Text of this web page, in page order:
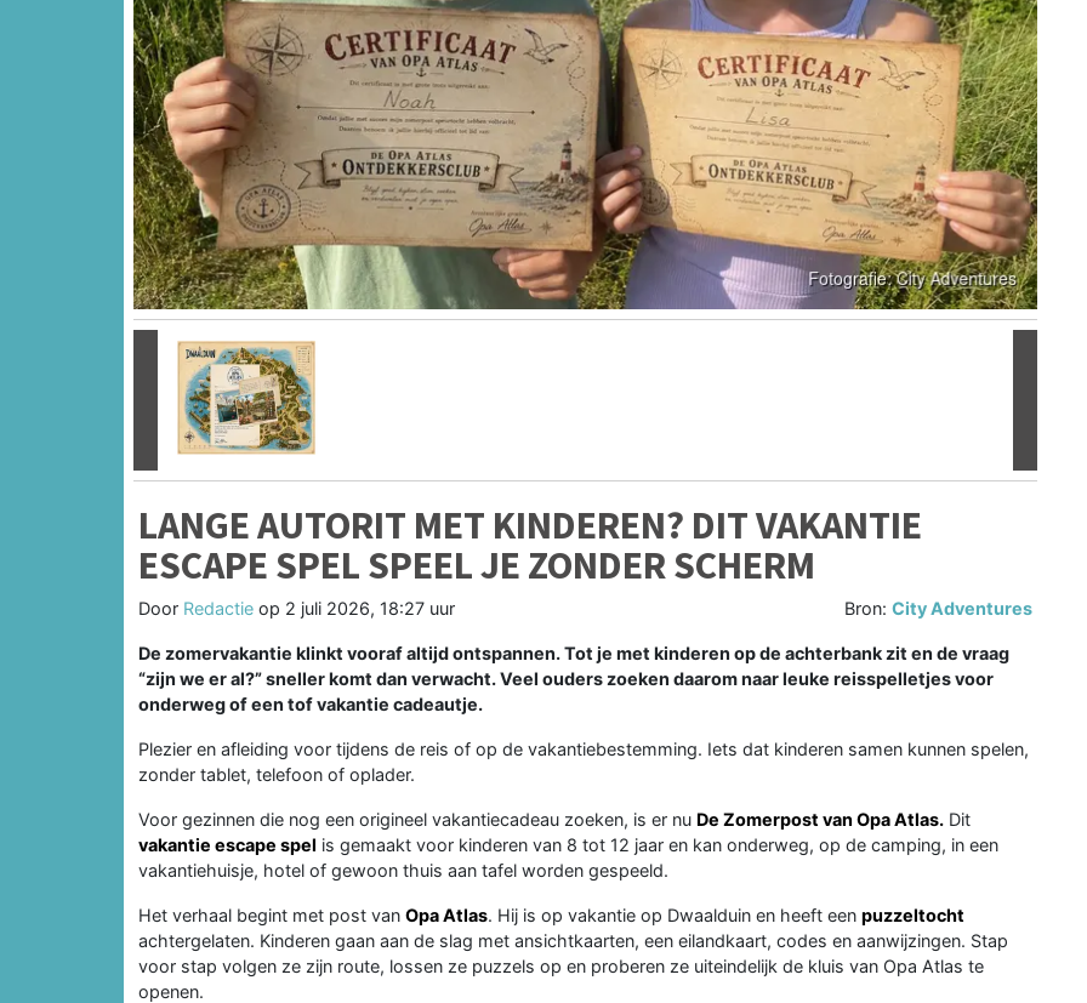
Vorige
LANGE AUTORIT MET KINDEREN? DIT VAKANTIE
ESCAPE SPEL SPEEL JE ZONDER SCHERM
Door Redactie op 2 juli 2026, 18:27 uur Bron:City Adventures
De zomervakantie klinkt vooraf altijd ontspannen. Tot je met kinderen op de achterbank zit en de vraag
“zijn we er al?” sneller komt dan verwacht. Veel ouders zoeken daarom naar leuke reisspelletjes voor
onderweg of een tof vakantie cadeautje.
Plezier en afleiding voor tijdens de reis of op de vakantiebestemming. Iets dat kinderen samen kunnen spelen,
zonder tablet, telefoon of oplader.
Voor gezinnen die nog een origineel vakantiecadeau zoeken, is er nu De Zomerpost van Opa Atlas. Dit
vakantie escape spel is gemaakt voor kinderen van 8 tot 12 jaar en kan onderweg, op de camping, in een
vakantiehuisje, hotel of gewoon thuis aan tafel worden gespeeld.
Het verhaal begint met post van Opa Atlas. Hij is op vakantie op Dwaalduin en heeft een puzzeltocht
achtergelaten. Kinderen gaan aan de slag met ansichtkaarten, een eilandkaart, codes en aanwijzingen. Stap
voor stap volgen ze zijn route, lossen ze puzzels op en proberen ze uiteindelijk de kluis van Opa Atlas te
openen.